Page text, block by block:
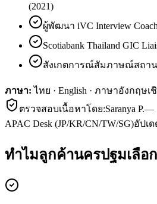
(2021)
ผู้พัฒนา iVC Interview
Scotiabank Thailand GIC
สังเกตการณ์สัมภาษณ์สถาน
ภาษา: ไทย · English · ภาษาอังกฤษเ
ตรวจสอบเนื้อหาโดย:Saranya P.—
APAC Desk (JP/KR/CN/TW/SG)อัปเ
ทำไมลูกค้านครปฐมเลือ